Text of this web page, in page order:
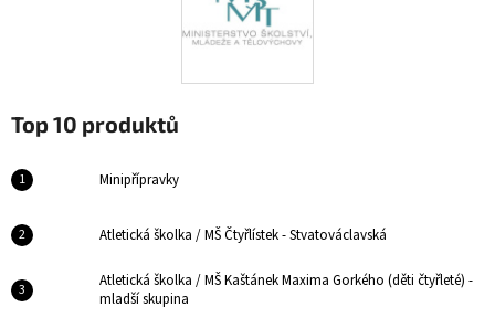
Top 10 produktů
Minipřípravky
Atletická školka / MŠ Čtyřlístek - Stvatováclavská
Atletická školka / MŠ Kaštánek Maxima Gorkého (děti čtyřleté) -
mladší skupina